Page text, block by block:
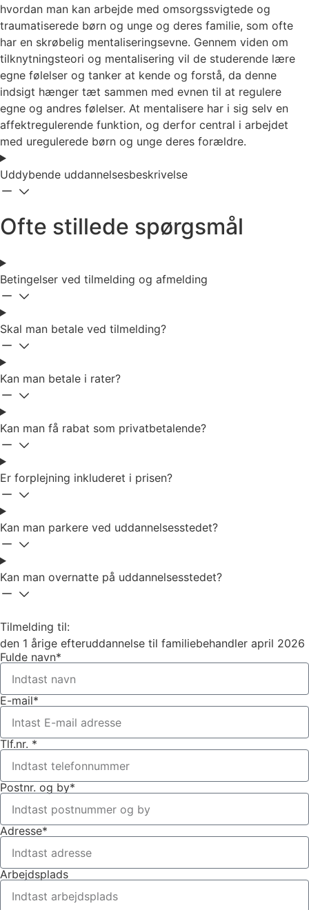
hvordan man kan arbejde med omsorgssvigtede og
traumatiserede børn og unge og deres familie, som ofte
har en skrøbelig mentaliseringsevne. Gennem viden om
tilknytningsteori og mentalisering vil de studerende lære
egne følelser og tanker at kende og forstå, da denne
indsigt hænger tæt sammen med evnen til at regulere
egne og andres følelser. At mentalisere har i sig selv en
affektregulerende funktion, og derfor central i arbejdet
med uregulerede børn og unge deres forældre.
Uddybende uddannelsesbeskrivelse
Ofte stillede spørgsmål
Betingelser ved tilmelding og afmelding
Skal man betale ved tilmelding?
Kan man betale i rater?
Kan man få rabat som privatbetalende?
Er forplejning inkluderet i prisen?
Kan man parkere ved uddannelsesstedet?
Kan man overnatte på uddannelsesstedet?
Tilmelding til:
den 1 årige efteruddannelse til familiebehandler april 2026
Fulde navn*
E-mail*
Tlf.nr. *
Postnr. og by*
Adresse*
Arbejdsplads